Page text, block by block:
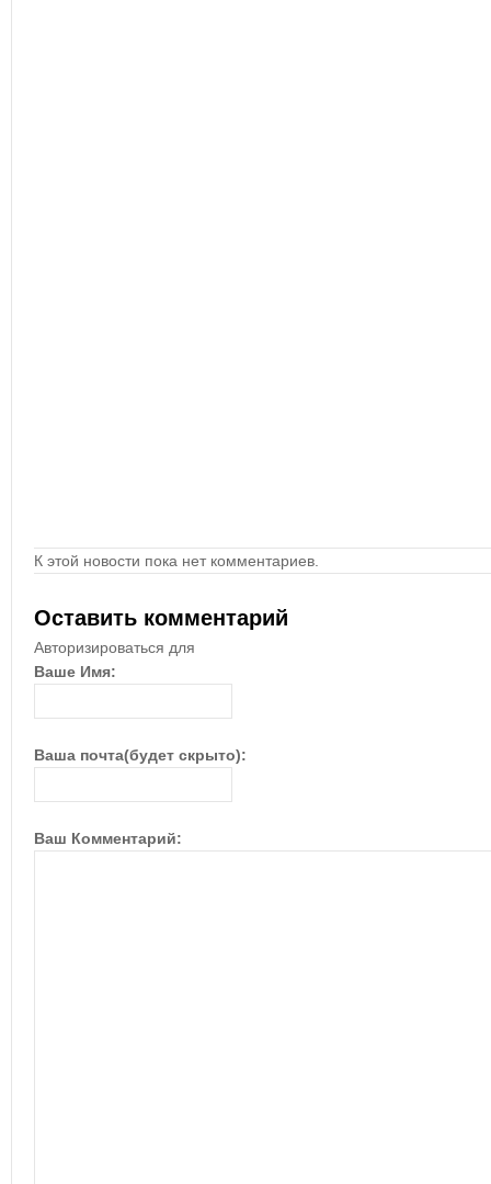
К этой новости пока нет комментариев.
Оставить комментарий
Авторизироваться для
Ваше Имя:
Ваша почта(будет скрыто):
Ваш Комментарий: